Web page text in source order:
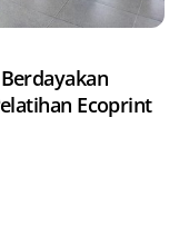
Ecoprint